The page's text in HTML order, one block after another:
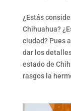
¿Estás
Chihuahua?
ciudad? Pues
dar los
estado de
rasgos la